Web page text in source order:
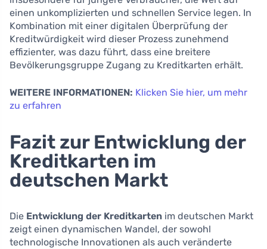
einen unkomplizierten und schnellen Service legen. In
Kombination mit einer digitalen Überprüfung der
Kreditwürdigkeit wird dieser Prozess zunehmend
effizienter, was dazu führt, dass eine breitere
Bevölkerungsgruppe Zugang zu Kreditkarten erhält.
WEITERE INFORMATIONEN: Klicken Sie hier, um mehr
zu erfahren
Fazit zur Entwicklung der
Kreditkarten im
deutschen Markt
Die Entwicklung der Kreditkarten im deutschen Markt
zeigt einen dynamischen Wandel, der sowohl
technologische Innovationen als auch veränderte